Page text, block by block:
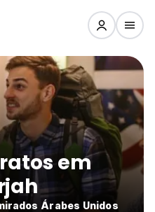
em
Árabes Unidos